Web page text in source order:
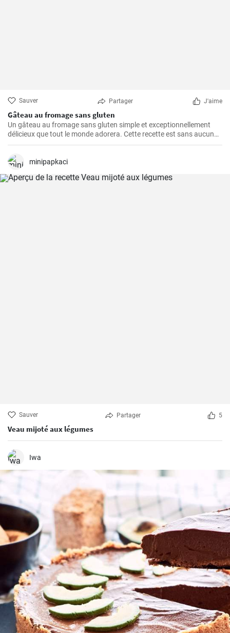
Sauver Partager J'aime
Gâteau au fromage sans gluten
Un gâteau au fromage sans gluten simple et exceptionnellement
délicieux que tout le monde adorera. Cette recette est sans aucun
doute le meilleur gâteau au fromage sans gluten que vous ayez
minipapkaci
Sauver Partager 5
Veau mijoté aux légumes
Iwa